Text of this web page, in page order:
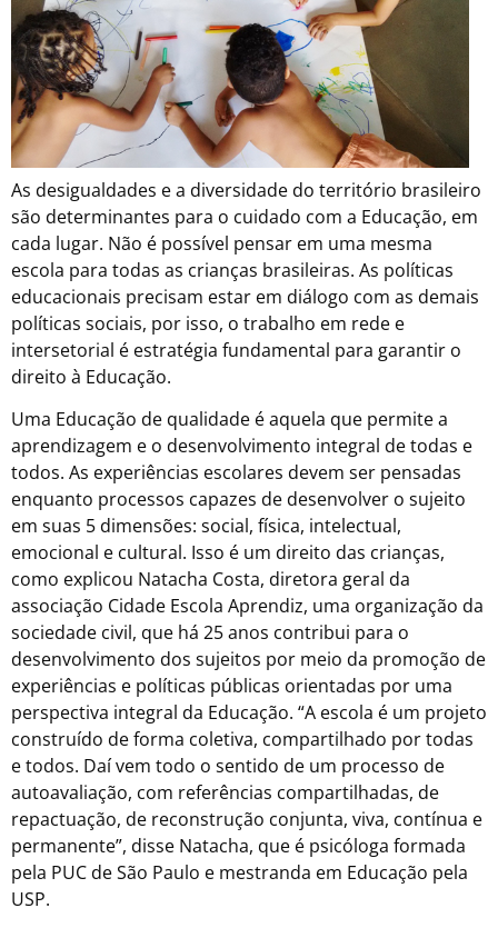
As desigualdades e a diversidade do território brasileiro
são determinantes para o cuidado com a Educação, em
cada lugar. Não é possível pensar em uma mesma
escola para todas as crianças brasileiras. As políticas
educacionais precisam estar em diálogo com as demais
políticas sociais, por isso, o trabalho em rede e
intersetorial é estratégia fundamental para garantir o
direito à Educação.
Uma Educação de qualidade é aquela que permite a
aprendizagem e o desenvolvimento integral de todas e
todos. As experiências escolares devem ser pensadas
enquanto processos capazes de desenvolver o sujeito
em suas 5 dimensões: social, física, intelectual,
emocional e cultural. Isso é um direito das crianças,
como explicou Natacha Costa, diretora geral da
associação Cidade Escola Aprendiz, uma organização da
sociedade civil, que há 25 anos contribui para o
desenvolvimento dos sujeitos por meio da promoção de
experiências e políticas públicas orientadas por uma
perspectiva integral da Educação. “A escola é um projeto
construído de forma coletiva, compartilhado por todas
e todos. Daí vem todo o sentido de um processo de
autoavaliação, com referências compartilhadas, de
repactuação, de reconstrução conjunta, viva, contínua e
permanente”, disse Natacha, que é psicóloga formada
pela PUC de São Paulo e mestranda em Educação pela
USP.